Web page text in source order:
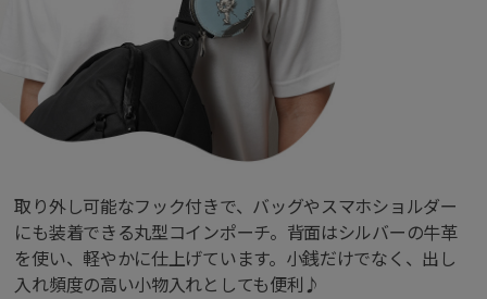
取り外し可能なフック付きで、バッグやスマホショルダー
にも装着できる丸型コインポーチ。背面はシルバーの牛革
を使い、軽やかに仕上げています。小銭だけでなく、出し
入れ頻度の高い小物入れとしても便利♪